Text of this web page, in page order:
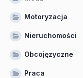
Motoryzacja
Nieruchomości
Obcojęzyczne
Praca